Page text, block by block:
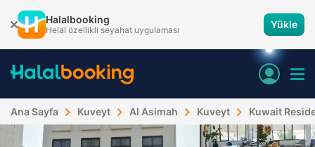
Halalbooking
Helal özellikli seyahat uygulaması Yükle
Ana Sayfa Kuveyt Al Asimah Kuveyt Kuwait